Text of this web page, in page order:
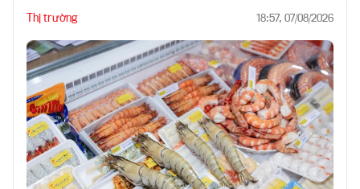
Thị trường 18:57, 07/08/2026